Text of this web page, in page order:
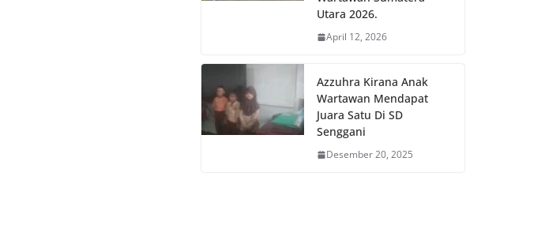
Utara 2026.
April 12, 2026
Azzuhra Kirana Anak
Wartawan Mendapat
Juara Satu Di SD
Senggani
Desember 20, 2025